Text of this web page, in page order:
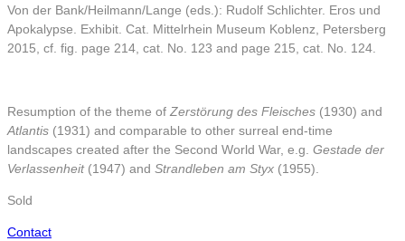
Von der Bank/Heilmann/Lange (eds.): Rudolf Schlichter. Eros und
Apokalypse. Exhibit. Cat. Mittelrhein Museum Koblenz, Petersberg
2015, cf. fig. page 214, cat. No. 123 and page 215, cat. No. 124.
Resumption of the theme of Zerstörung des Fleisches (1930) and
Atlantis (1931) and comparable to other surreal end-time
landscapes created after the Second World War, e.g. Gestade der
Verlassenheit(1947) and Strandleben am Styx (1955).
Sold
Contact